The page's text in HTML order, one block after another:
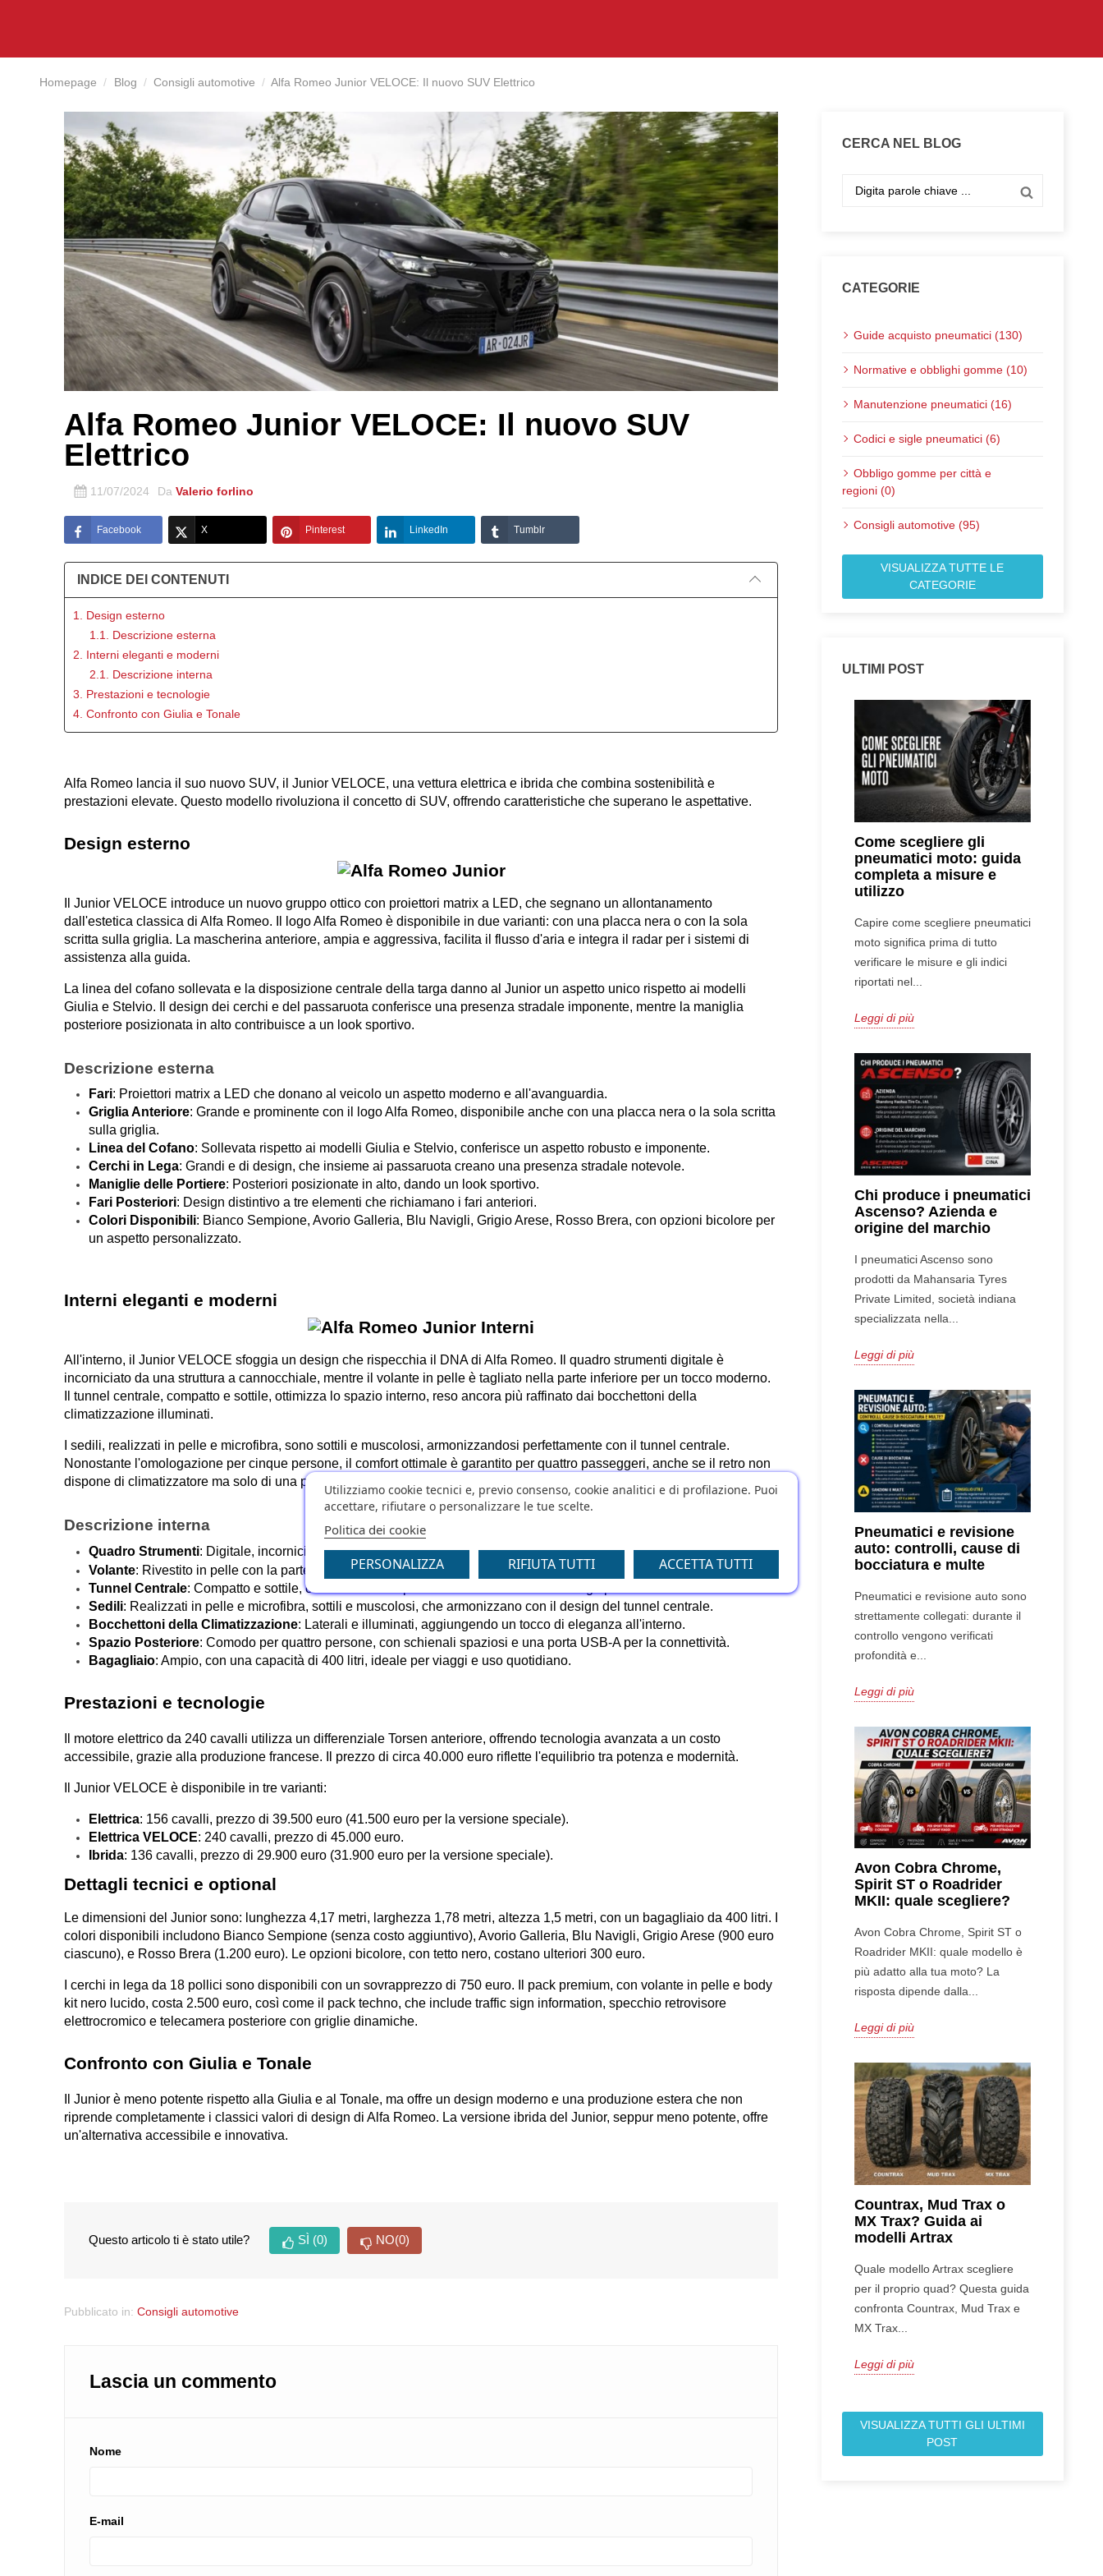
Homepage Blog Consigli automotive Alfa Romeo Junior VELOCE: Il nuovo SUV Elettrico
Alfa Romeo Junior VELOCE: Il nuovo SUV
Elettrico
11/07/2024 Da Valerio forlino
Facebook X Pinterest LinkedIn Tumblr
INDICE DEI CONTENUTI
1. Design esterno
1.1. Descrizione esterna
2. Interni eleganti e moderni
2.1. Descrizione interna
3. Prestazioni e tecnologie
4. Confronto con Giulia e Tonale
Alfa Romeo lancia il suo nuovo SUV, il Junior VELOCE, una vettura elettrica e ibrida che combina sostenibilità e
prestazioni elevate. Questo modello rivoluziona il concetto di SUV, offrendo caratteristiche che superano le aspettative.
Design esterno
Il Junior VELOCE introduce un nuovo gruppo ottico con proiettori matrix a LED, che segnano un allontanamento
dall'estetica classica di Alfa Romeo. Il logo Alfa Romeo è disponibile in due varianti: con una placca nera o con la sola
scritta sulla griglia. La mascherina anteriore, ampia e aggressiva, facilita il flusso d'aria e integra il radar per i sistemi di
assistenza alla guida.
La linea del cofano sollevata e la disposizione centrale della targa danno al Junior un aspetto unico rispetto ai modelli
Giulia e Stelvio. Il design dei cerchi e del passaruota conferisce una presenza stradale imponente, mentre la maniglia
posteriore posizionata in alto contribuisce a un look sportivo.
Descrizione esterna
Fari: Proiettori matrix a LED che donano al veicolo un aspetto moderno e all'avanguardia.
Griglia Anteriore: Grande e prominente con il logo Alfa Romeo, disponibile anche con una placca nera o la sola scritta
sulla griglia.
Linea del Cofano: Sollevata rispetto ai modelli Giulia e Stelvio, conferisce un aspetto robusto e imponente.
Cerchi in Lega: Grandi e di design, che insieme ai passaruota creano una presenza stradale notevole.
Maniglie delle Portiere: Posteriori posizionate in alto, dando un look sportivo.
Fari Posteriori: Design distintivo a tre elementi che richiamano i fari anteriori.
Colori Disponibili: Bianco Sempione, Avorio Galleria, Blu Navigli, Grigio Arese, Rosso Brera, con opzioni bicolore per
un aspetto personalizzato.
Interni eleganti e moderni
All'interno, il Junior VELOCE sfoggia un design che rispecchia il DNA di Alfa Romeo. Il quadro strumenti digitale è
incorniciato da una struttura a cannocchiale, mentre il volante in pelle è tagliato nella parte inferiore per un tocco moderno.
Il tunnel centrale, compatto e sottile, ottimizza lo spazio interno, reso ancora più raffinato dai bocchettoni della
climatizzazione illuminati.
I sedili, realizzati in pelle e microfibra, sono sottili e muscolosi, armonizzandosi perfettamente con il tunnel centrale.
Nonostante l'omologazione per cinque persone, il comfort ottimale è garantito per quattro passeggeri, anche se il retro non
dispone di climatizzatore ma solo di una porta USB-A.
Descrizione interna
Quadro Strumenti: Digitale, incorniciato da una struttura a cannocchiale che conferisce un senso di modernità.
Volante: Rivestito in pelle con la parte inferiore tagliata per un design sportivo e moderno.
Tunnel Centrale: Compatto e sottile, ottimizzando lo spazio interno e offrendo un design pulito.
Sedili: Realizzati in pelle e microfibra, sottili e muscolosi, che armonizzano con il design del tunnel centrale.
Bocchettoni della Climatizzazione: Laterali e illuminati, aggiungendo un tocco di eleganza all'interno.
Spazio Posteriore: Comodo per quattro persone, con schienali spaziosi e una porta USB-A per la connettività.
Bagagliaio: Ampio, con una capacità di 400 litri, ideale per viaggi e uso quotidiano.
Prestazioni e tecnologie
Il motore elettrico da 240 cavalli utilizza un differenziale Torsen anteriore, offrendo tecnologia avanzata a un costo
accessibile, grazie alla produzione francese. Il prezzo di circa 40.000 euro riflette l'equilibrio tra potenza e modernità.
Il Junior VELOCE è disponibile in tre varianti:
Elettrica: 156 cavalli, prezzo di 39.500 euro (41.500 euro per la versione speciale).
Elettrica VELOCE: 240 cavalli, prezzo di 45.000 euro.
Ibrida: 136 cavalli, prezzo di 29.900 euro (31.900 euro per la versione speciale).
Dettagli tecnici e optional
Le dimensioni del Junior sono: lunghezza 4,17 metri, larghezza 1,78 metri, altezza 1,5 metri, con un bagagliaio da 400 litri. I
colori disponibili includono Bianco Sempione (senza costo aggiuntivo), Avorio Galleria, Blu Navigli, Grigio Arese (900 euro
ciascuno), e Rosso Brera (1.200 euro). Le opzioni bicolore, con tetto nero, costano ulteriori 300 euro.
I cerchi in lega da 18 pollici sono disponibili con un sovrapprezzo di 750 euro. Il pack premium, con volante in pelle e body
kit nero lucido, costa 2.500 euro, così come il pack techno, che include traffic sign information, specchio retrovisore
elettrocromico e telecamera posteriore con griglie dinamiche.
Confronto con Giulia e Tonale
Il Junior è meno potente rispetto alla Giulia e al Tonale, ma offre un design moderno e una produzione estera che non
riprende completamente i classici valori di design di Alfa Romeo. La versione ibrida del Junior, seppur meno potente, offre
un'alternativa accessibile e innovativa.
Questo articolo ti è stato utile? SÌ (0) NO(0)
Pubblicato in:Consigli automotive
Lascia un commento
Nome
E-mail
CERCA NEL BLOG
CATEGORIE
Guide acquisto pneumatici (130)
Normative e obblighi gomme (10)
Manutenzione pneumatici (16)
Codici e sigle pneumatici (6)
Obbligo gomme per città e
regioni (0)
Consigli automotive (95)
VISUALIZZA TUTTE LE
CATEGORIE
ULTIMI POST
Come scegliere gli
pneumatici moto: guida
completa a misure e
utilizzo
Capire come scegliere pneumatici
moto significa prima di tutto
verificare le misure e gli indici
riportati nel...
Leggi di più
Chi produce i pneumatici
Ascenso? Azienda e
origine del marchio
I pneumatici Ascenso sono
prodotti da Mahansaria Tyres
Private Limited, società indiana
specializzata nella...
Leggi di più
Pneumatici e revisione
auto: controlli, cause di
bocciatura e multe
Pneumatici e revisione auto sono
strettamente collegati: durante il
controllo vengono verificati
profondità e...
Leggi di più
Avon Cobra Chrome,
Spirit ST o Roadrider
MKII: quale scegliere?
Avon Cobra Chrome, Spirit ST o
Roadrider MKII: quale modello è
più adatto alla tua moto? La
risposta dipende dalla...
Leggi di più
Countrax, Mud Trax o
MX Trax? Guida ai
modelli Artrax
Quale modello Artrax scegliere
per il proprio quad? Questa guida
confronta Countrax, Mud Trax e
MX Trax...
Leggi di più
VISUALIZZA TUTTI GLI ULTIMI
POST
Utilizziamo cookie tecnici e, previo consenso, cookie analitici e di profilazione. Puoi
accettare, rifiutare o personalizzare le tue scelte.
Politica dei cookie
PERSONALIZZA RIFIUTA TUTTI ACCETTA TUTTI